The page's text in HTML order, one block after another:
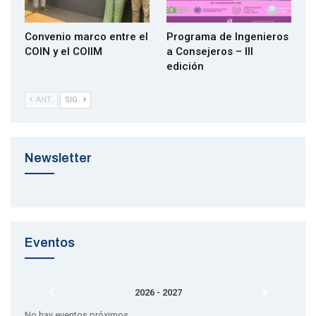
Conceptual design of an offshore wind farm and
technical assessment of a 10-MW base-model floating
wind turbine ”. Autor: Borja del Arco Martínez-Blanco
Recoge el diploma: Borja del Arco Martínez-Blanco Entrega el diploma.
Convenio marco entre el
COIN y el COIIM
Programa de Ingenieros
a Consejeros – III
edición
ANT. SIG.
Newsletter
Eventos
2026 - 2027